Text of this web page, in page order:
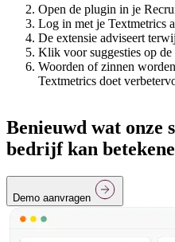
Open de plugin in je
Log in met je Textmetrics
De extensie adviseert
Klik voor suggesties op de
Woorden of zinnen
Textmetrics doet
Benieuwd wat onze
bedrijf kan
Demo aanvragen